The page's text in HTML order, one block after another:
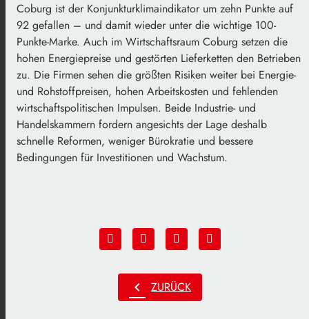
Coburg ist der Konjunkturklimaindikator um zehn Punkte auf
92 gefallen – und damit wieder unter die wichtige 100-
Punkte-Marke. Auch im Wirtschaftsraum Coburg setzen die
hohen Energiepreise und gestörten Lieferketten den Betrieben
zu. Die Firmen sehen die größten Risiken weiter bei Energie-
und Rohstoffpreisen, hohen Arbeitskosten und fehlenden
wirtschaftspolitischen Impulsen. Beide Industrie- und
Handelskammern fordern angesichts der Lage deshalb
schnelle Reformen, weniger Bürokratie und bessere
Bedingungen für Investitionen und Wachstum.
chevron_left ZURÜCK